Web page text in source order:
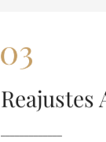
Reajustes